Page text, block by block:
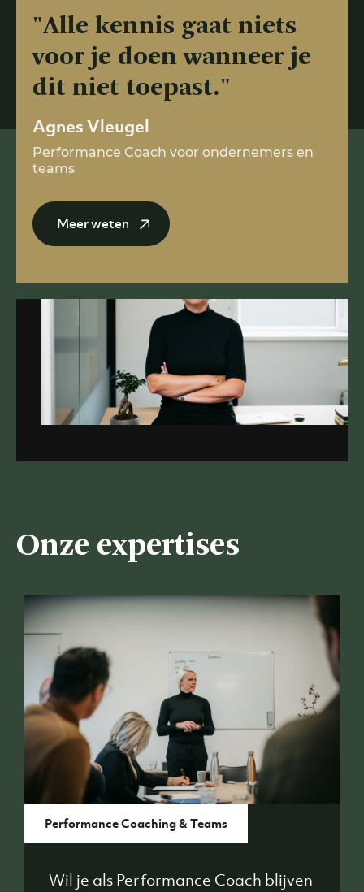
"Alle kennis gaat niets
voor je doen wanneer je
dit niet toepast."
Agnes Vleugel
Performance Coach voor ondernemers en
teams
Meer weten
Onze expertises
Performance Coaching & Teams
Wil je als Performance Coach blijven